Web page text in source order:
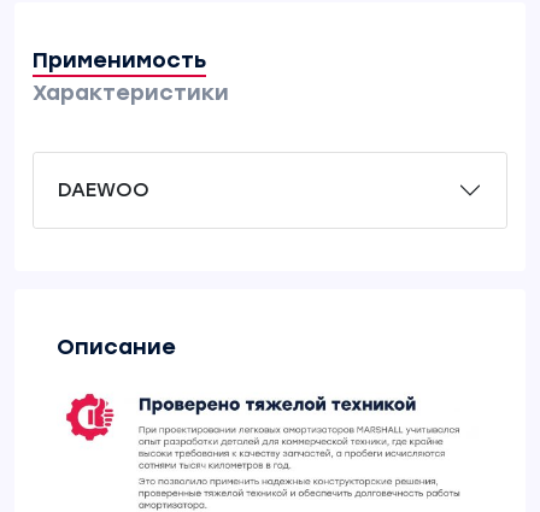
Применимость
Характеристики
DAEWOO
Описание